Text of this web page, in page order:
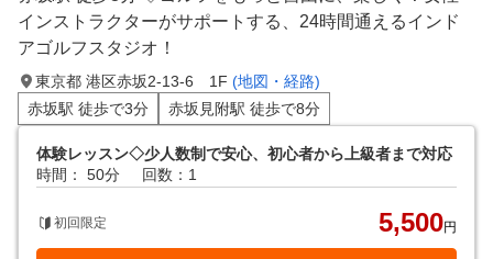
インストラクターがサポートする、24時間通えるインド
アゴルフスタジオ！
東京都 港区赤坂2-13-6 1F (地図・経路)
赤坂駅 徒歩で3分
赤坂見附駅 徒歩で8分
体験レッスン◇少人数制で安心、初心者から上級者まで対応
時間： 50分
回数：1
初回限定 5,500円